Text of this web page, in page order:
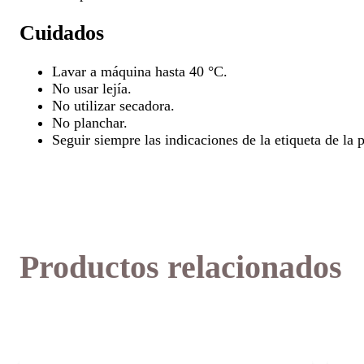
Cuidados
Lavar a máquina hasta 40 °C.
No usar lejía.
No utilizar secadora.
No planchar.
Seguir siempre las indicaciones de la etiqueta de la
Productos relacionados